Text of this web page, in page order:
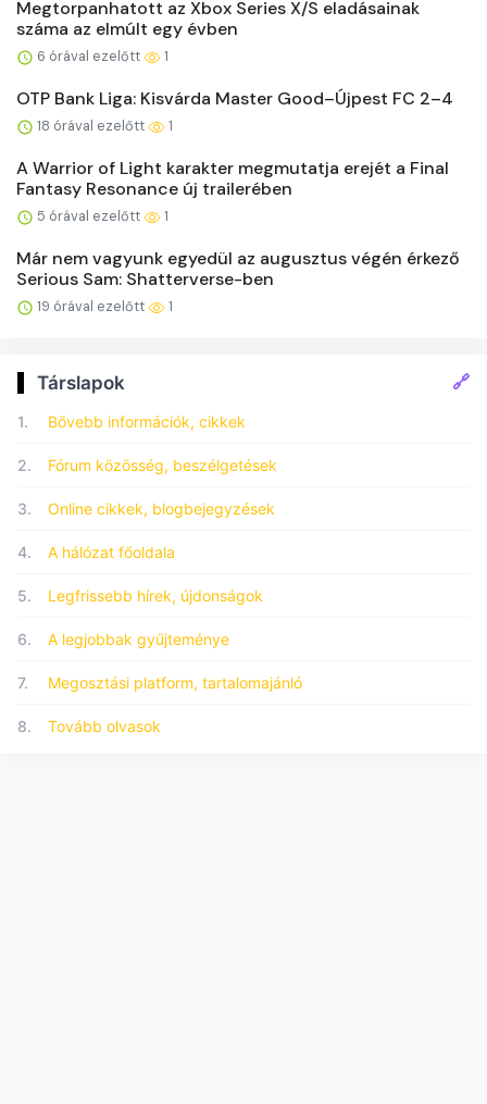
Megtorpanhatott az Xbox Series X/S eladásainak
száma az elmúlt egy évben
6 órával ezelőtt 1
OTP Bank Liga: Kisvárda Master Good–Újpest FC 2–4
18 órával ezelőtt 1
A Warrior of Light karakter megmutatja erejét a Final
Fantasy Resonance új trailerében
5 órával ezelőtt 1
Már nem vagyunk egyedül az augusztus végén érkező
Serious Sam: Shatterverse-ben
19 órával ezelőtt 1
Társlapok 🔗
1. Bővebb információk, cikkek
2. Fórum közösség, beszélgetések
3. Online cikkek, blogbejegyzések
4. A hálózat főoldala
5. Legfrissebb hírek, újdonságok
6. A legjobbak gyűjteménye
7. Megosztási platform, tartalomajánló
8. Tovább olvasok